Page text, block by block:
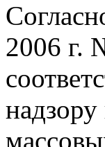
2006 г.